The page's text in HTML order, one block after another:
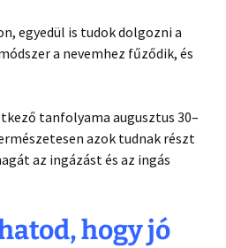
egyedül is tudok dolgozni a
a nevemhez fűződik, és
tanfolyama augusztus 30–
azok tudnak részt
az ingázást és az ingás
hogy jó